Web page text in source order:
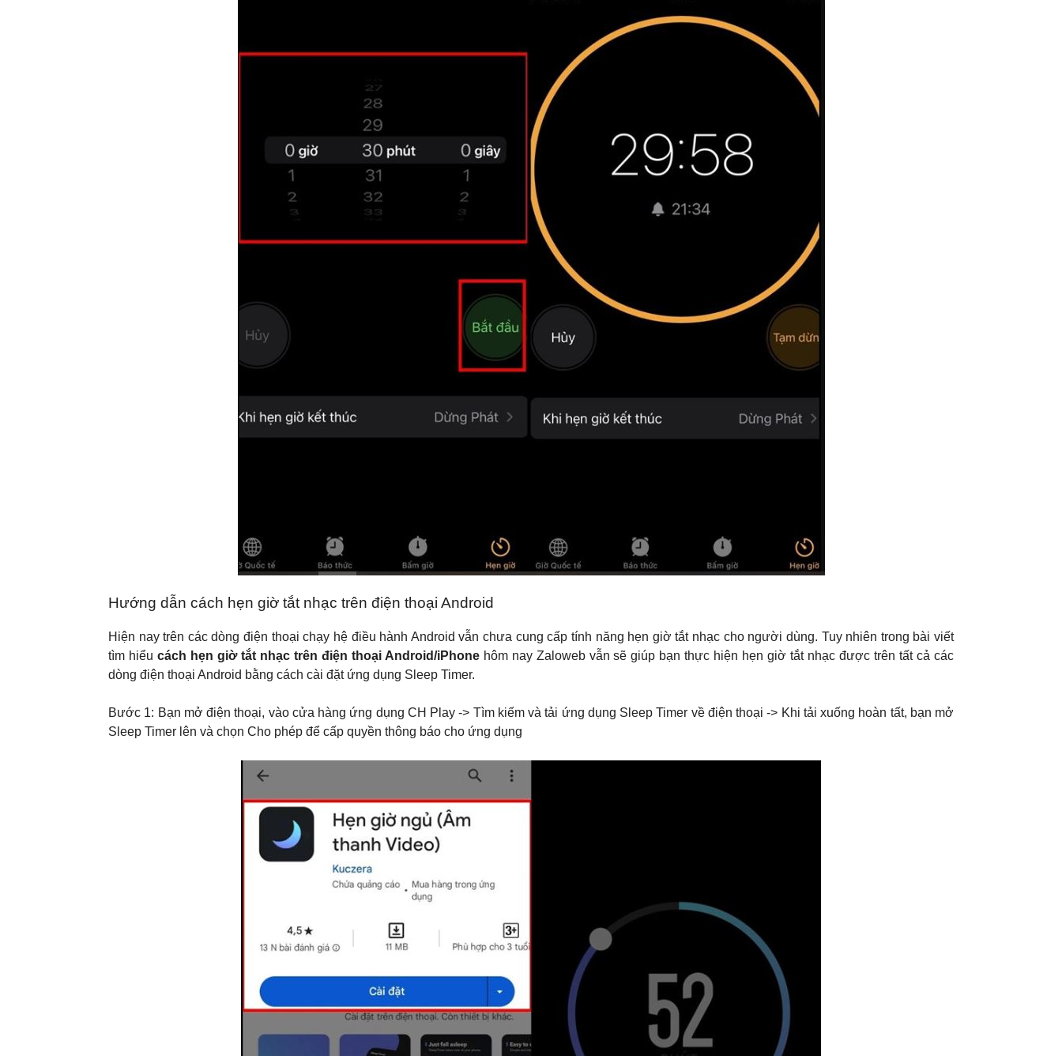
Hướng dẫn cách hẹn giờ tắt nhạc trên điện thoại Android
Hiện nay trên các dòng điện thoại chạy hệ điều hành Android vẫn chưa cung cấp tính năng hẹn giờ tắt nhạc cho người dùng. Tuy nhiên trong bài viết
tìm hiểu cách hẹn giờ tắt nhạc trên điện thoại Android/iPhonehôm nay Zaloweb vẫn sẽ giúp bạn thực hiện hẹn giờ tắt nhạc được trên tất cả các
dòng điện thoại Android bằng cách cài đặt ứng dụng Sleep Timer.
Bước 1: Bạn mở điện thoại, vào cửa hàng ứng dụng CH Play -> Tìm kiếm và tải ứng dụng Sleep Timer về điện thoại -> Khi tải xuống hoàn tất, bạn mở
Sleep Timer lên và chọn Cho phép để cấp quyền thông báo cho ứng dụng